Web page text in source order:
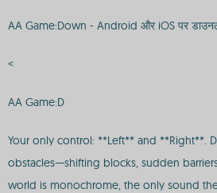
AA Game:Down - Android और iOS पर
<
AA Game:D
Your only control: **Left** and **Right**.
obstacles—shifting blocks, sudden
world is monochrome, the only sound